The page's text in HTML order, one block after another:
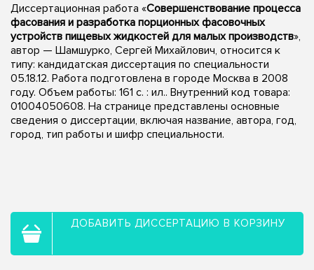
Диссертационная работа «Совершенствование процесса
фасования и разработка порционных фасовочных
устройств пищевых жидкостей для малых производств»,
автор — Шамшурко, Сергей Михайлович, относится к
типу: кандидатская диссертация по специальности
05.18.12. Работа подготовлена в городе Москва в 2008
году. Объем работы: 161 с. : ил.. Внутренний код товара:
01004050608. На странице представлены основные
сведения о диссертации, включая название, автора, год,
город, тип работы и шифр специальности.
ДОБАВИТЬ ДИССЕРТАЦИЮ В КОРЗИНУ